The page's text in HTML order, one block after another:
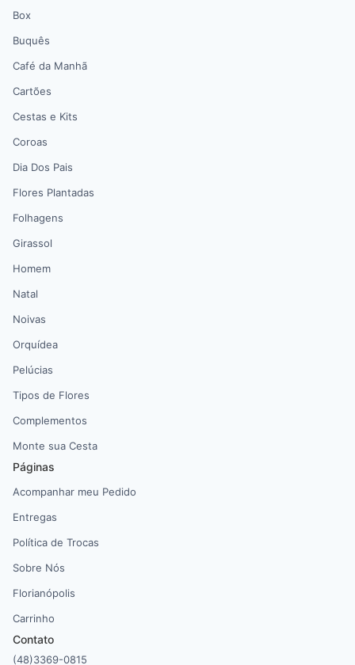
Box
Buquês
Café da Manhã
Cartões
Cestas e Kits
Coroas
Dia Dos Pais
Flores Plantadas
Folhagens
Girassol
Homem
Natal
Noivas
Orquídea
Pelúcias
Tipos de Flores
Complementos
Monte sua Cesta
Páginas
Acompanhar meu Pedido
Entregas
Política de Trocas
Sobre Nós
Florianópolis
Carrinho
Contato
(48)3369-0815